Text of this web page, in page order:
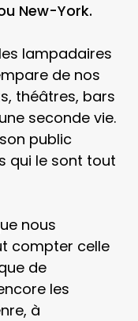
New-York.
lampadaires
de nos
théâtres, bars
seconde vie.
public
qui le sont tout
nous
compter celle
de
les
à